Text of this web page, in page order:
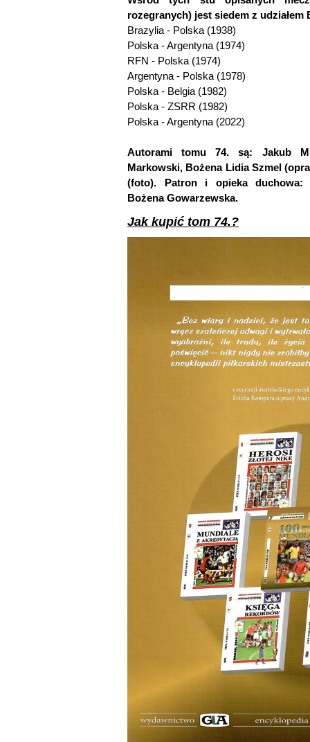
rozegranych) jest siedem z udziałem
Brazylia - Polska (1938)
Polska - Argentyna (1974)
RFN - Polska (1974)
Argentyna - Polska (1978)
Polska - Belgia (1982)
Polska - ZSRR (1982)
Polska - Argentyna (2022)
Autorami tomu 74. są: Jakub
Markowski, Bożena Lidia Szmel
(foto). Patron i opieka duchowa:
Bożena Gowarzewska.
Jak kupić tom 74.?